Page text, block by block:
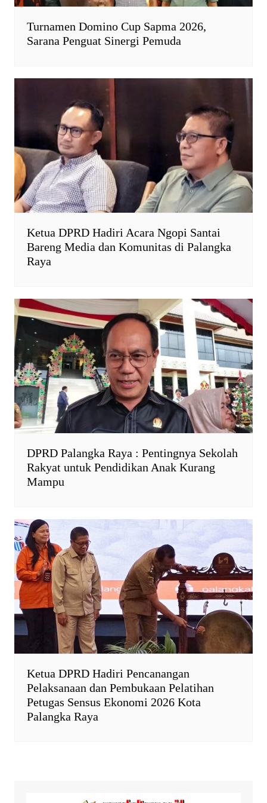
Turnamen Domino Cup Sapma 2026,
Sarana Penguat Sinergi Pemuda
Ketua DPRD Hadiri Acara Ngopi Santai
Bareng Media dan Komunitas di Palangka
Raya
DPRD Palangka Raya : Pentingnya Sekolah
Rakyat untuk Pendidikan Anak Kurang
Mampu
Ketua DPRD Hadiri Pencanangan
Pelaksanaan dan Pembukaan Pelatihan
Petugas Sensus Ekonomi 2026 Kota
Palangka Raya